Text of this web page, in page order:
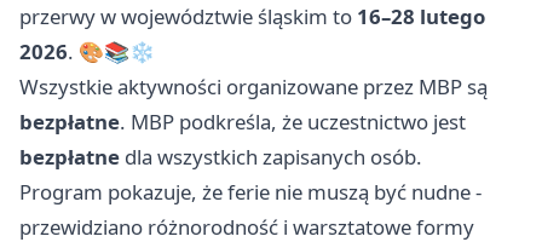
przerwy w województwie śląskim to 16–28 lutego
2026. 🎨📚❄️
Wszystkie aktywności organizowane przez MBP są
bezpłatne. MBP podkreśla, że uczestnictwo jest
bezpłatne dla wszystkich zapisanych osób.
Program pokazuje, że ferie nie muszą być nudne -
przewidziano różnorodność i warsztatowe formy